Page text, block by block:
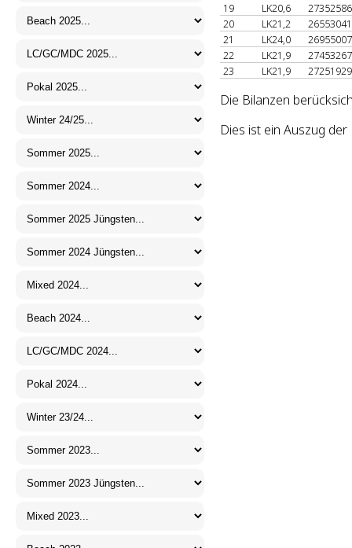
19
LK20,6
20
LK21,2
21
LK24,0
22
LK21,9
23
LK21,9
Die Bilanzen
Dies ist ein Auszug